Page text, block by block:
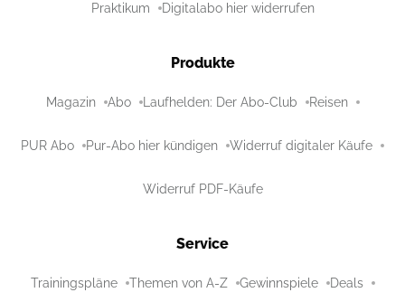
Praktikum Digitalabo hier widerrufen
Produkte
Magazin Abo Laufhelden: Der Abo-Club Reisen
PUR Abo Pur-Abo hier kündigen Widerruf digitaler Käufe
Widerruf PDF-Käufe
Service
Trainingspläne Themen von A-Z Gewinnspiele Deals